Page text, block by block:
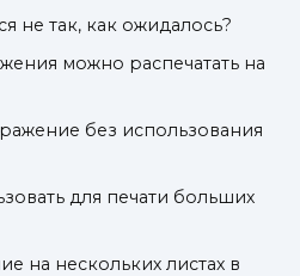
не так, как ожидалось?
можно распечатать на
без использования
для печати больших
на нескольких листах в